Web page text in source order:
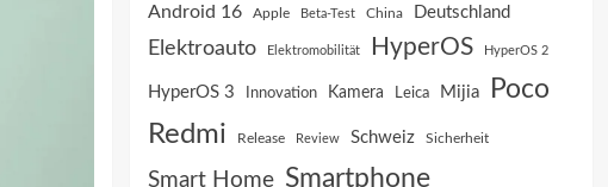
Android 16 Apple Beta-Test China Deutschland
Elektroauto Elektromobilität HyperOS HyperOS 2
HyperOS 3 Innovation Kamera Leica Mijia
Poco
Redmi
Release Review Schweiz Sicherheit
Smart Home Smartphone